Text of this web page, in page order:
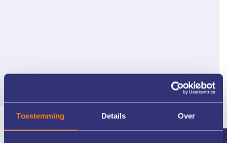
Toestemming Details Over
Meer dan 25 jaar ervaring